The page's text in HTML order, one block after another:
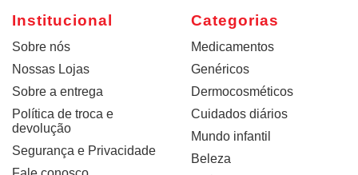
Institucional
Sobre nós
Nossas Lojas
Sobre a entrega
Política de troca e
devolução
Segurança e Privacidade
Categorias
Medicamentos
Genéricos
Dermocosméticos
Cuidados diários
Mundo infantil
Beleza